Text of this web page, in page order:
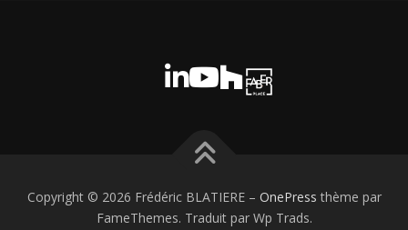
Copyright © 2026 Frédéric BLATIERE – OnePress thème par
FameThemes. Traduit par Wp Trads.